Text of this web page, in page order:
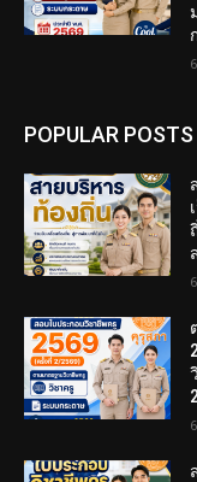
POPULAR POSTS